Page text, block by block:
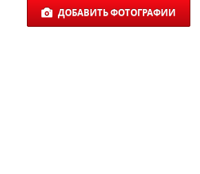
ДОБАВИТЬ ФОТОГРАФИИ